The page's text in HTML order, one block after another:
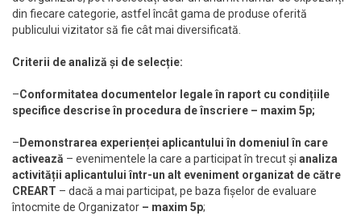
din fiecare categorie, astfel încât gama de produse oferită
publicului vizitator să fie cât mai diversificată.
Criterii de analiză și de selecție:
–Conformitatea documentelor legale în raport cu condițiile
specifice descrise în procedura de înscriere – maxim 5p;
–Demonstrarea experienței aplicantului în domeniul în care
activează – evenimentele la care a participat în trecut și analiza
activității aplicantului într-un alt eveniment organizat de către
CREART – dacă a mai participat, pe baza fișelor de evaluare
întocmite de Organizator – maxim 5p;